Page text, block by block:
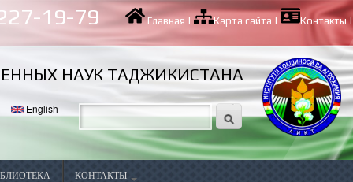
227-19-79 Главная | Карта сайта | Контакты|
НАУК ТАДЖИКИСТАНА
English
КОНТАКТЫ